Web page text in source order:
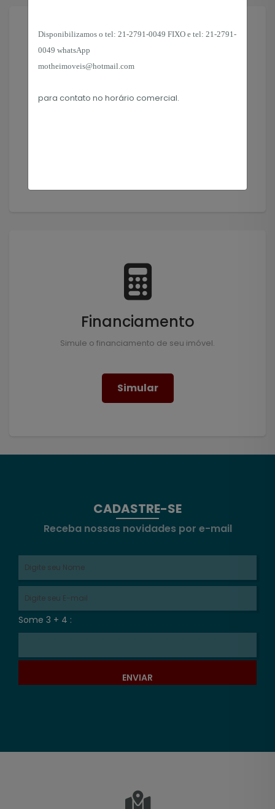
Disponibilizamos o tel: 21-2791-0049 FIXO e tel: 21-2791-
0049 whatsApp
motheimoveis@hotmail.com
para contato no horário comercial.
Solicitar Imóvel
Financiamento
Simule o financiamento de seu imóvel.
Simular
CADASTRE-SE
Receba nossas novidades por e-mail
Some 3 + 4 :
ENVIAR